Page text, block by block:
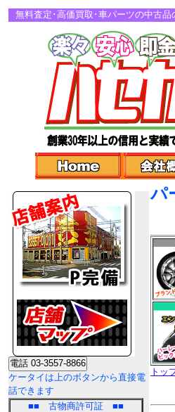
無料査定･高価買取･車パーツの中古品
ケータイは上のボタンから直接電
話できます
■■ 古物商許可証 ■■
パ
トッ